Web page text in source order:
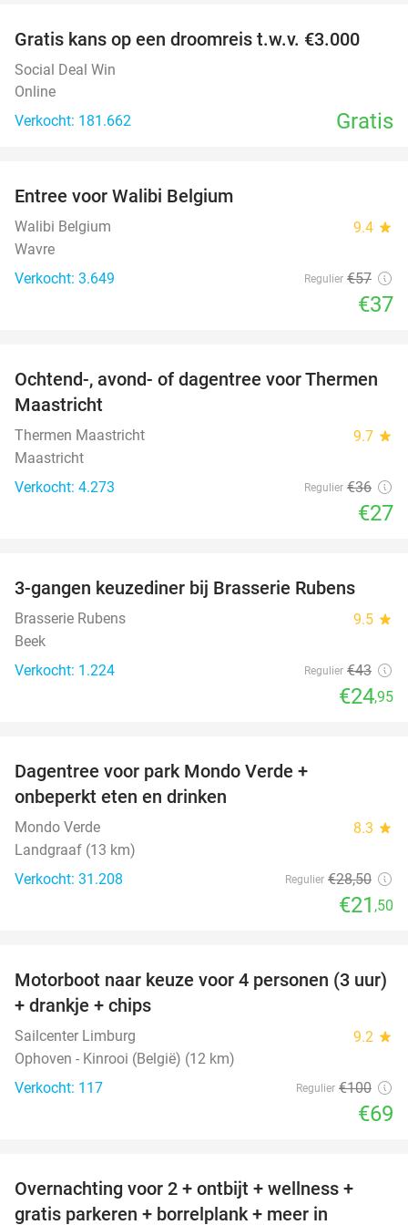
Gratis kans op een droomreis t.w.v. €3.000
Social Deal Win
Online
Verkocht: 181.662
Gratis
Entree voor Walibi Belgium
Walibi Belgium 9.4 star
Wavre
Verkocht: 3.649
Regulier €57
€37
25%
Ochtend-, avond- of dagentree voor Thermen
Maastricht
Thermen Maastricht 9.7 star
Maastricht
Verkocht: 4.273
Regulier €36
€27
42%
3-gangen keuzediner bij Brasserie Rubens
Brasserie Rubens 9.5 star
Beek
Verkocht: 1.224
Regulier €43
€24,95
Dagentree voor park Mondo Verde +
onbeperkt eten en drinken
Mondo Verde 8.3 star
Landgraaf (13 km)
Verkocht: 31.208
Regulier €28,50
€21 ,50
31%
Motorboot naar keuze voor 4 personen (3 uur)
+ drankje + chips
Sailcenter Limburg 9.2 star
Ophoven - Kinrooi (België) (12 km)
Verkocht: 117
Regulier €100
€69
33%
Overnachting voor 2 + ontbijt + wellness +
gratis parkeren + borrelplank + meer in